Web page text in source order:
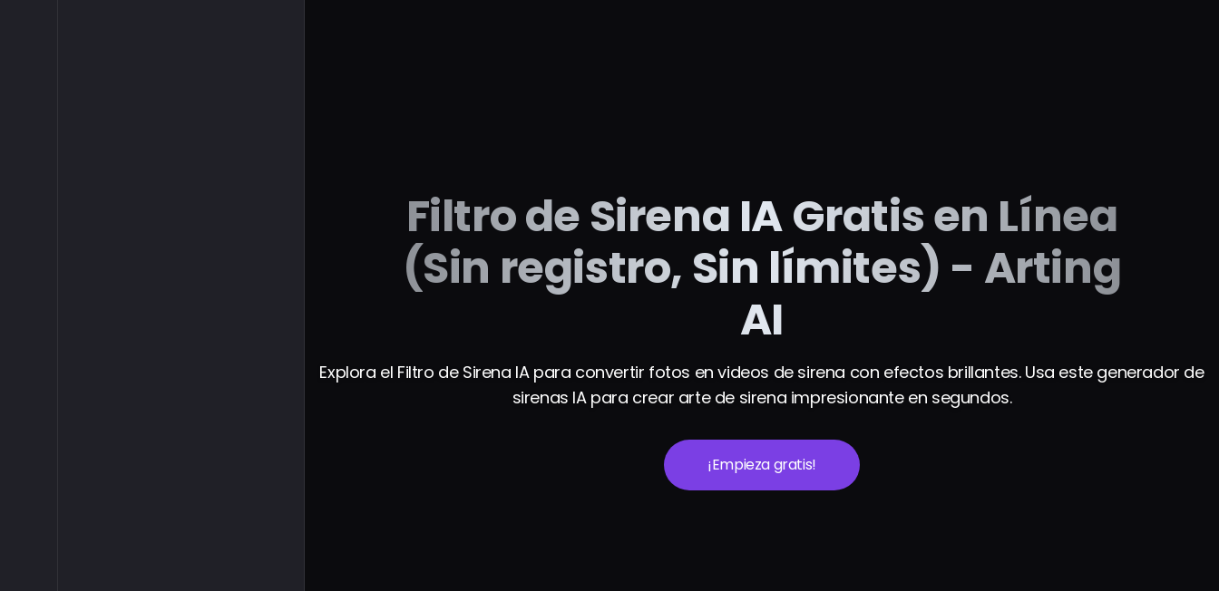
Filtro de Sirena IA Gratis en Línea
(Sin registro, Sin límites) - Arting
AI
Explora el Filtro de Sirena IA para convertir fotos en videos de sirena con efectos brillantes. Usa este generador de
sirenas IA para crear arte de sirena impresionante en segundos.
¡Empieza gratis!